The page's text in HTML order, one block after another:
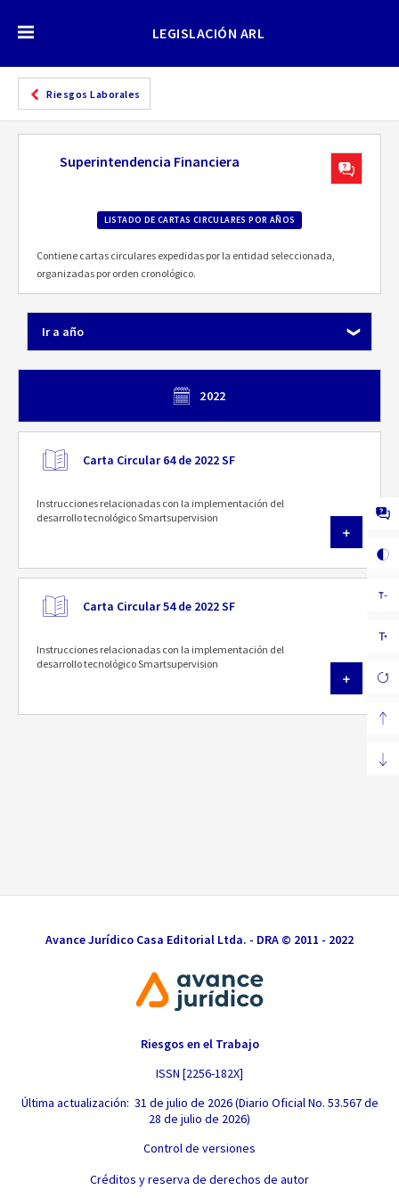
LEGISLACIÓN ARL
Riesgos Laborales
Superintendencia Financiera
LISTADO DE CARTAS CIRCULARES POR AÑOS
Contiene cartas circulares expedidas por la entidad seleccionada,
organizadas por orden cronológico.
Ir a año
2022
Carta Circular 64 de 2022 SF
Instrucciones relacionadas con la implementación del
desarrollo tecnológico Smartsupervision
Carta Circular 54 de 2022 SF
Instrucciones relacionadas con la implementación del
desarrollo tecnológico Smartsupervision
Riesgos en el Trabajo
ISSN [2256-182X]
Última actualización: 31 de julio de 2026 (Diario Oficial No. 53.567 de
28 de julio de 2026)
Control de versiones
Créditos y reserva de derechos de autor
Avance Jurídico Casa Editorial Ltda. - DRA © 2011 - 2022